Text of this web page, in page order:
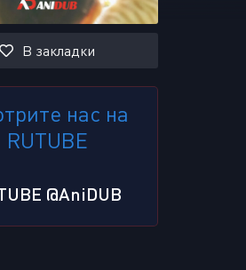
В закладки
нас на
RUTUBE
@AniDUB